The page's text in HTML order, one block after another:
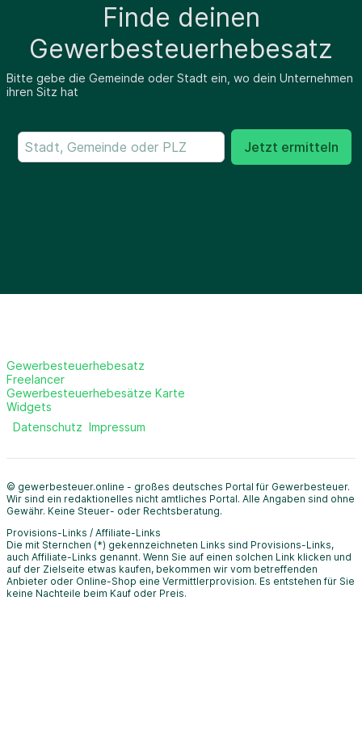
Finde deinen
Gewerbesteuerhebesatz
Bitte gebe die Gemeinde oder Stadt ein, wo dein Unternehmen
ihren Sitz hat
Jetzt ermitteln
Gewerbesteuerhebesatz
Freelancer
Gewerbesteuerhebesätze Karte
Widgets
Datenschutz Impressum
© gewerbesteuer.online - großes deutsches Portal für Gewerbesteuer.
Wir sind ein redaktionelles nicht amtliches Portal. Alle Angaben sind ohne
Gewähr. Keine Steuer- oder Rechtsberatung.
Provisions-Links / Affiliate-Links
Die mit Sternchen (*) gekennzeichneten Links sind Provisions-Links,
auch Affiliate-Links genannt. Wenn Sie auf einen solchen Link klicken und
auf der Zielseite etwas kaufen, bekommen wir vom betreffenden
Anbieter oder Online-Shop eine Vermittlerprovision. Es entstehen für Sie
keine Nachteile beim Kauf oder Preis.